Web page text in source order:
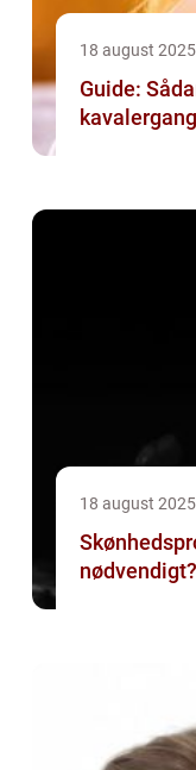
18 august 2025
Guide:
kavalergang
18 august 2025
nødvendigt?